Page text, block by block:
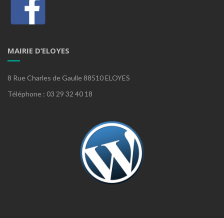
MAIRIE D’ELOYES
8 Rue Charles de Gaulle 88510 ELOYES
Téléphone : 03 29 32 40 18